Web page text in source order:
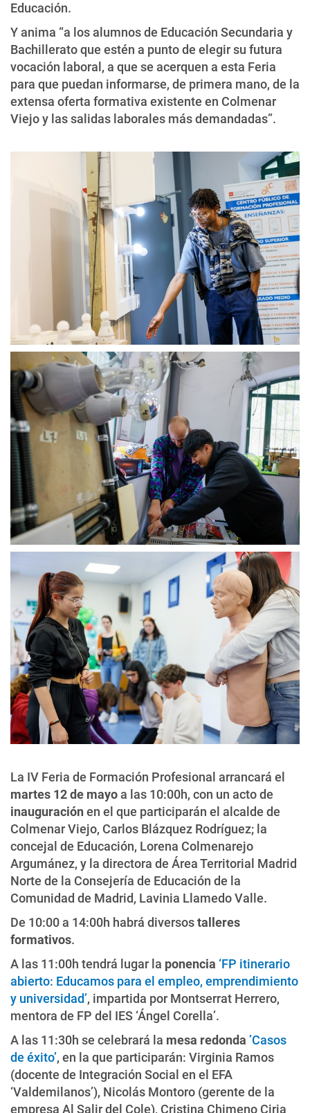
Educación.
Y anima “a los alumnos de Educación Secundaria y
Bachillerato que estén a punto de elegir su futura
vocación laboral, a que se acerquen a esta Feria
para que puedan informarse, de primera mano, de la
extensa oferta formativa existente en Colmenar
Viejo y las salidas laborales más demandadas”.
La IV Feria de Formación Profesional arrancará el
martes 12 de mayo a las 10:00h, con un acto de
inauguración en el que participarán el alcalde de
Colmenar Viejo, Carlos Blázquez Rodríguez; la
concejal de Educación, Lorena Colmenarejo
Argumánez, y la directora de Área Territorial Madrid
Norte de la Consejería de Educación de la
Comunidad de Madrid, Lavinia Llamedo Valle.
De 10:00 a 14:00h habrá diversostalleres
formativos.
A las 11:00h tendrá lugar la ponencia ‘FP itinerario
abierto: Educamos para el empleo, emprendimiento
y universidad’, impartida por Montserrat Herrero,
mentora de FP del IES ‘Ángel Corella’.
A las 11:30h se celebrará la mesa redonda ’Casos
de éxito’, en la que participarán: Virginia Ramos
(docente de Integración Social en el EFA
‘Valdemilanos’), Nicolás Montoro (gerente de la
empresa Al Salir del Cole), Cristina Chimeno Ciria